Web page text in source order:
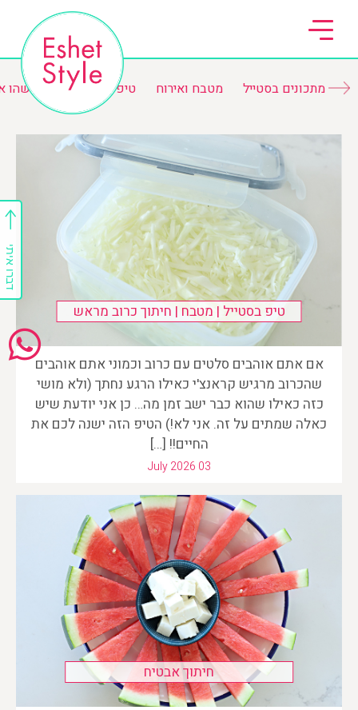
מתכונים בסטייל מטבח ואירוח טיפים ורשימות משהו
טיפ בסטייל | מטבח | חיתוך כרוב מראש
אם אתם אוהבים סלטים עם כרוב וכמוני אתם אוהבים
שהכרוב מרגיש קראנצ'י כאילו הרגע נחתך (ולא מושי
כזה כאילו שהוא כבר ישב זמן מה… כן אני יודעת שיש
כאלה שמתים על זה. אני לא!) הטיפ הזה ישנה לכם את
החיים!! […]
July 2026 03
חיתוך אבטיח
דברו איתי